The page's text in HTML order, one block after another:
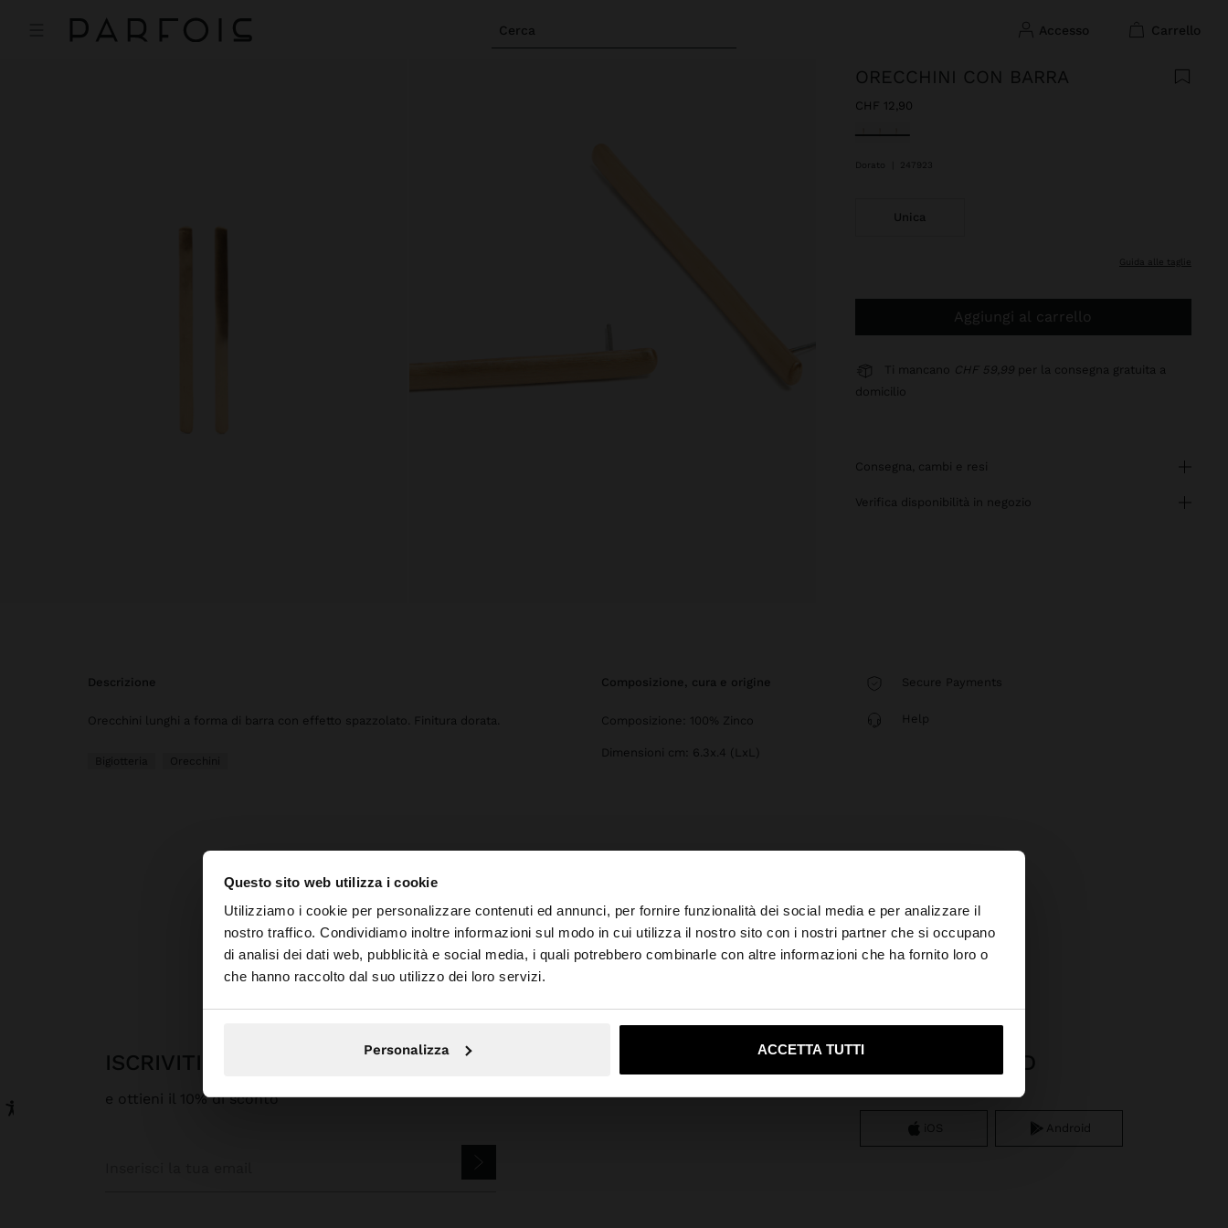
Questo sito web utilizza i cookie
Utilizziamo i cookie per personalizzare contenuti ed annunci, per fornire funzionalità dei social media e per analizzare il
nostro traffico. Condividiamo inoltre informazioni sul modo in cui utilizza il nostro sito con i nostri partner che si occupano
di analisi dei dati web, pubblicità e social media, i quali potrebbero combinarle con altre informazioni che ha fornito loro o
che hanno raccolto dal suo utilizzo dei loro servizi.
Personalizza ACCETTA TUTTI
Cerca accesso carrello
ciao ×
Stai accedendo al sito da Svizzera. Vuoi navigare sul nostro sito United States?
No, resta in Svizzera Sì, portami su United States
ORECCHINI CON BARRA
CHF 12,90
Selezionato
Dorato 247923
Unica
guida alle taglie
Aggiungi al carrello
Ti mancano CHF 59,99 per la consegna gratuita a
domicilio
consegna, cambi e resi
verifica disponibilità in negozio
descrizione
Orecchini lunghi a forma di barra con effetto spazzolato. Finitura dorata.
Bigiotteria Orecchini
composizione, cura e origine
Composizione: 100% Zinco
Dimensioni cm: 6.3x.4 (LxL)
Secure Payments
Help
Parfois Bigiotteria Orecchini orecchini con barra
ISCRIVITI ALLA NOSTRA NEWSLETTER
e ottieni il 10% di sconto
APP DOWNLOAD
iOS Android